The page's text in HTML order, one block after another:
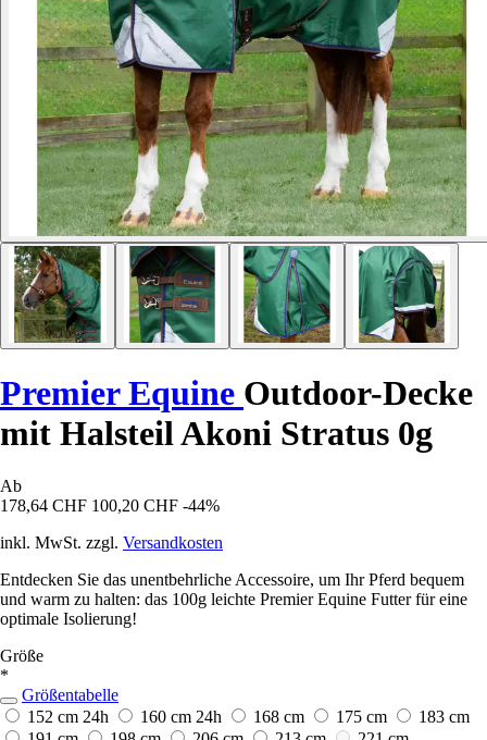
Premier Equine Outdoor-Decke
mit Halsteil Akoni Stratus 0g
Ab
178,64 CHF 100,20 CHF -44%
inkl. MwSt. zzgl. Versandkosten
Entdecken Sie das unentbehrliche Accessoire, um Ihr Pferd bequem
und warm zu halten: das 100g leichte Premier Equine Futter für eine
optimale Isolierung!
Größe
*
Größentabelle
152 cm 24h 160 cm 24h 168 cm 175 cm
183 cm